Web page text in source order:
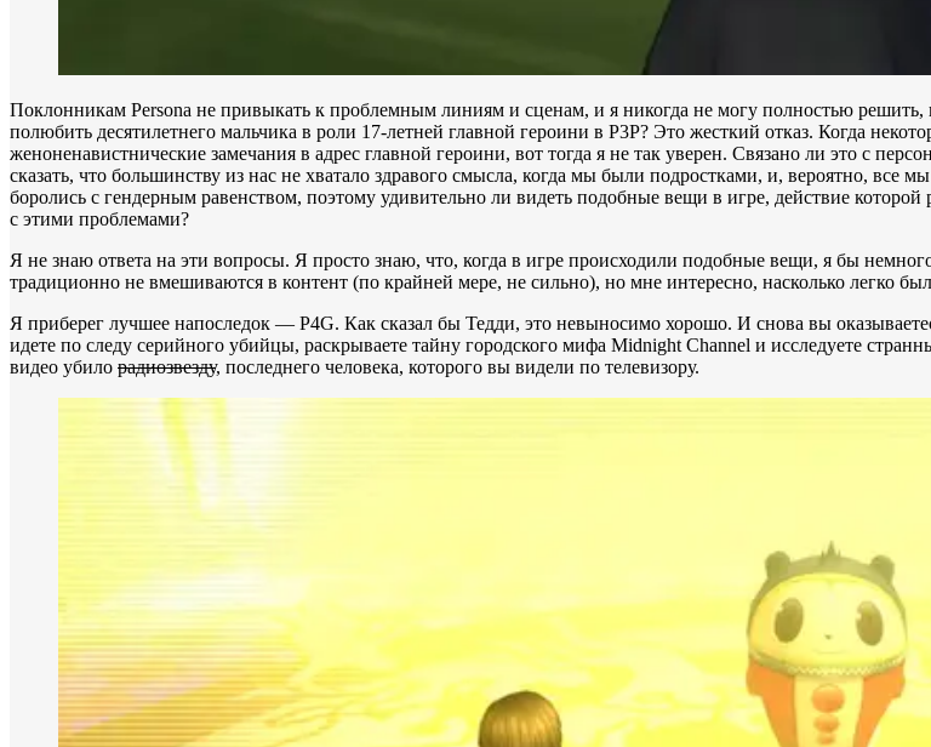
Поклонникам Persona не привыкать к проблемным линиям и сценам, и я никогда не могу полностью
полюбить десятилетнего мальчика в роли 17-летней главной героини в P3P? Это жесткий отказ. Когда
женоненавистнические замечания в адрес главной героини, вот тогда я не так уверен. Связано ли это с
сказать, что большинству из нас не хватало здравого смысла, когда мы были подростками, и, вероятно,
боролись с гендерным равенством, поэтому удивительно ли видеть подобные вещи в игре, действие
с этими проблемами?
Я не знаю ответа на эти вопросы. Я просто знаю, что, когда в игре происходили подобные вещи, я бы
традиционно не вмешиваются в контент (по крайней мере, не сильно), но мне интересно, насколько легко
Я приберег лучшее напоследок — P4G. Как сказал бы Тедди, это невыносимо хорошо. И снова вы
идете по следу серийного убийцы, раскрываете тайну городского мифа Midnight Channel и исследуете
видео убило радиозвезду, последнего человека, которого вы видели по телевизору.